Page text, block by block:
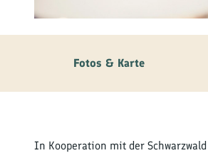
Fotos & Karte
In Kooperation mit der